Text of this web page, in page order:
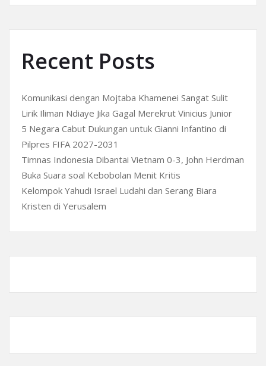
Recent Posts
Komunikasi dengan Mojtaba Khamenei Sangat Sulit
Lirik Iliman Ndiaye Jika Gagal Merekrut Vinicius Junior
5 Negara Cabut Dukungan untuk Gianni Infantino di
Pilpres FIFA 2027-2031
Timnas Indonesia Dibantai Vietnam 0-3, John Herdman
Buka Suara soal Kebobolan Menit Kritis
Kelompok Yahudi Israel Ludahi dan Serang Biara
Kristen di Yerusalem